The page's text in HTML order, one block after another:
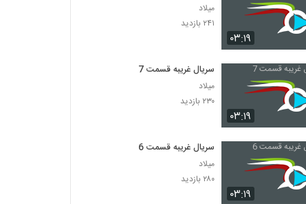
۰۳:۱۹
میلاد
۲۴۱ بازدید
۰۳:۱۹
سریال غریبه قسمت 7
میلاد
۲۳۰ بازدید
۰۳:۱۹
سریال غریبه قسمت 6
میلاد
۲۸۰ بازدید